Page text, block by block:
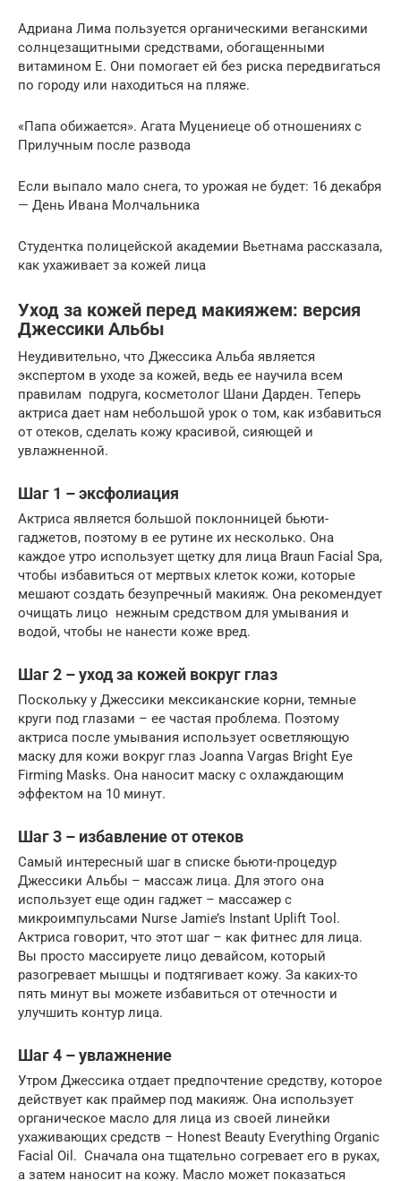
Адриана Лима пользуется органическими веганскими
солнцезащитными средствами, обогащенными
витамином Е. Они помогает ей без риска передвигаться
по городу или находиться на пляже.
«Папа обижается». Агата Муцениеце об отношениях с
Прилучным после развода
Если выпало мало снега, то урожая не будет: 16 декабря
— День Ивана Молчальника
Студентка полицейской академии Вьетнама рассказала,
как ухаживает за кожей лица
Уход за кожей перед макияжем: версия
Джессики Альбы
Неудивительно, что Джессика Альба является
экспертом в уходе за кожей, ведь ее научила всем
правилам подруга, косметолог Шани Дарден. Теперь
актриса дает нам небольшой урок о том, как избавиться
от отеков, сделать кожу красивой, сияющей и
увлажненной.
Шаг 1 – эксфолиация
Актриса является большой поклонницей бьюти-
гаджетов, поэтому в ее рутине их несколько. Она
каждое утро использует щетку для лица Braun Facial Spa,
чтобы избавиться от мертвых клеток кожи, которые
мешают создать безупречный макияж. Она рекомендует
очищать лицо нежным средством для умывания и
водой, чтобы не нанести коже вред.
Шаг 2 – уход за кожей вокруг глаз
Поскольку у Джессики мексиканские корни, темные
круги под глазами – ее частая проблема. Поэтому
актриса после умывания использует осветляющую
маску для кожи вокруг глаз Joanna Vargas Bright Eye
Firming Masks. Она наносит маску с охлаждающим
эффектом на 10 минут.
Шаг 3 – избавление от отеков
Самый интересный шаг в списке бьюти-процедур
Джессики Альбы – массаж лица. Для этого она
использует еще один гаджет – массажер с
микроимпульсами Nurse Jamie’s Instant Uplift Tool.
Актриса говорит, что этот шаг – как фитнес для лица.
Вы просто массируете лицо девайсом, который
разогревает мышцы и подтягивает кожу. За каких-то
пять минут вы можете избавиться от отечности и
улучшить контур лица.
Шаг 4 – увлажнение
Утром Джессика отдает предпочтение средству, которое
действует как праймер под макияж. Она использует
органическое масло для лица из своей линейки
ухаживающих средств – Honest Beauty Everything Organic
Facial Oil. Сначала она тщательно согревает его в руках,
а затем наносит на кожу. Масло может показаться